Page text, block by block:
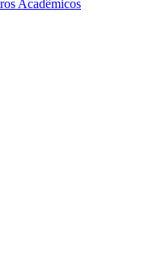
Acadêmicos